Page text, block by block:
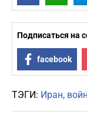
Подписаться на
facebook
ТЭГИ: Иран